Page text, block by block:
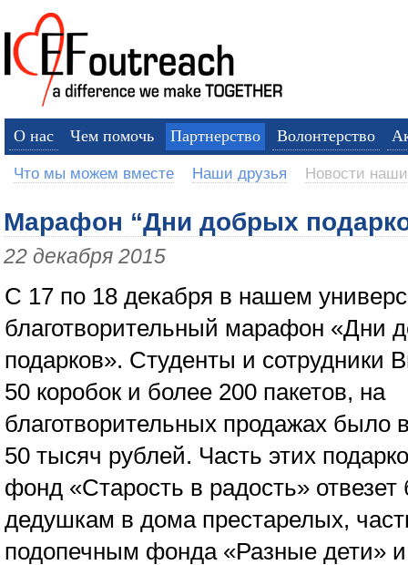
О нас Чем помочь Партнерство Волонтерство
Что мы можем вместе Наши друзья Новости
Марафон “Дни добрых
22 декабря 2015
С 17 по 18 декабря в нашем
благотворительный марафон «Дни
подарков». Студенты и сотрудники
50 коробок и более 200 пакетов, на
благотворительных продажах было
50 тысяч рублей. Часть этих
фонд «Старость в радость»
дедушкам в дома престарелых,
подопечным фонда «Разные дети»